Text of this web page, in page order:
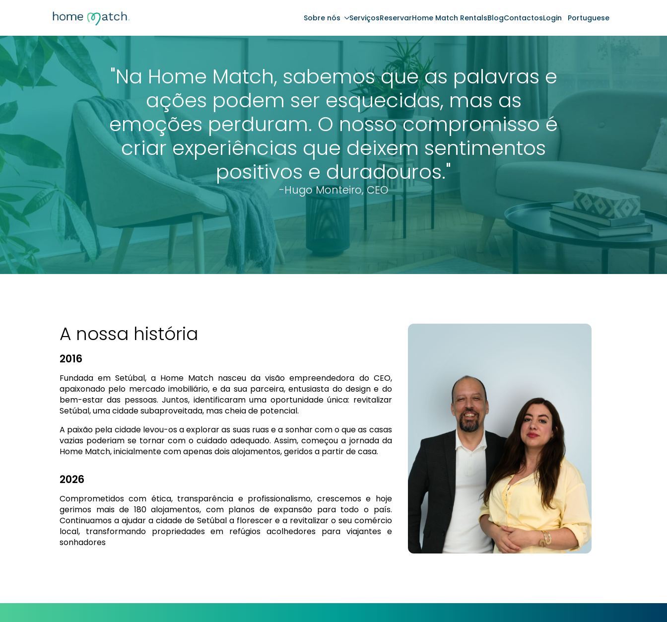
Sobre nós ServiçosReservarHome Match RentalsBlogContactosLogin Portuguese
"Na Home Match, sabemos que as palavras e
ações podem ser esquecidas, mas as
emoções perduram. O nosso compromisso é
criar experiências que deixem sentimentos
positivos e duradouros."
-Hugo Monteiro, CEO
A nossa história
2016
Fundada em Setúbal, a Home Match nasceu da visão empreendedora do CEO,
apaixonado pelo mercado imobiliário, e da sua parceira, entusiasta do design e do
bem-estar das pessoas. Juntos, identificaram uma oportunidade única: revitalizar
Setúbal, uma cidade subaproveitada, mas cheia de potencial.
A paixão pela cidade levou-os a explorar as suas ruas e a sonhar com o que as casas
vazias poderiam se tornar com o cuidado adequado. Assim, começou a jornada da
Home Match, inicialmente com apenas dois alojamentos, geridos a partir de casa.
2026
Comprometidos com ética, transparência e profissionalismo, crescemos e hoje
gerimos mais de 180 alojamentos, com planos de expansão para todo o país.
Continuamos a ajudar a cidade de Setúbal a florescer e a revitalizar o seu comércio
local, transformando propriedades em refúgios acolhedores para viajantes e
sonhadores